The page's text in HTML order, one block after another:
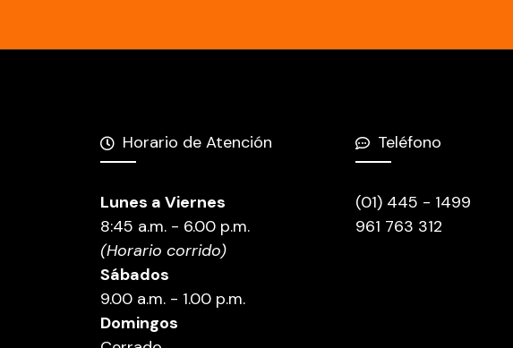
Horario de Atención
Lunes a Viernes
8:45 a.m. - 6.00 p.m.
(Horario corrido)
Sábados
9.00 a.m. - 1.00 p.m.
Domingos
Teléfono
(01) 445 - 1499
961 763 312